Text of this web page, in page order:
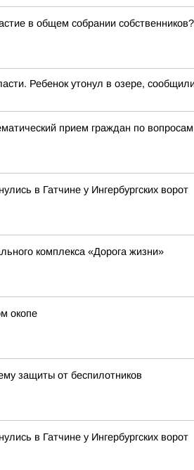
в общем собрании собственников?
Ребенок утонул в озере,
прием граждан по
в Гатчине у Ингербургских ворот
комплекса «Дорога жизни»
окопе
защиты от беспилотников
в Гатчине у Ингербургских ворот